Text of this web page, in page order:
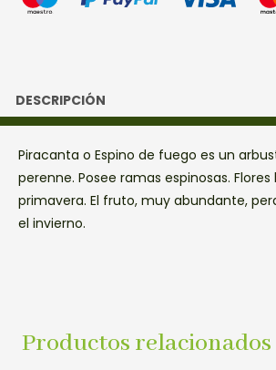
DESCRIPCIÓN
Piracanta o Espino de fuego es un
perenne. Posee ramas espinosas.
primavera. El fruto, muy abundante,
el invierno.
Productos relacionados